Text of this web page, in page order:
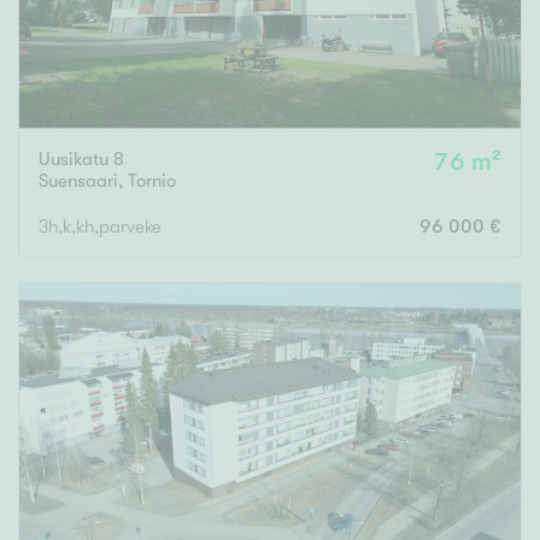
Uusikatu 8
Suensaari, Tornio
76 m²
3h,k,kh,parveke 96 000 €